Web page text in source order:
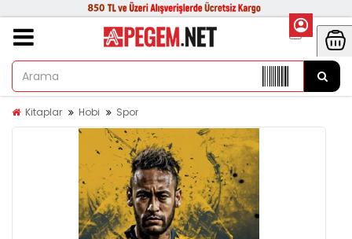
Kitaplar Hobi Spor